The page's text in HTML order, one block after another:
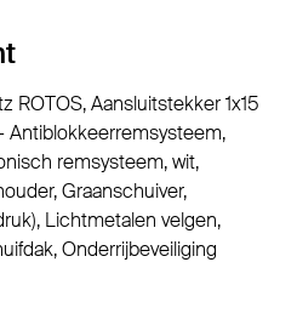
ROTOS, Aansluitstekker 1x15
Antiblokkeerremsysteem,
remsysteem, wit,
Graanschuiver,
Lichtmetalen velgen,
Onderrijbeveiliging